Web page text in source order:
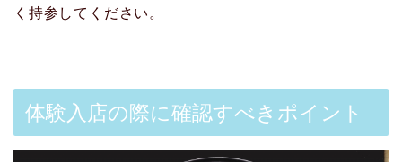
く持参してください。
体験入店の際に確認すべきポイント